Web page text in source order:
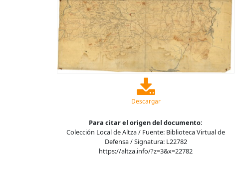
Descargar
Para citar el origen del documento:
Colección Local de Altza / Fuente: Biblioteca Virtual de
Defensa / Signatura: L22782
https://altza.info/?z=3&x=22782